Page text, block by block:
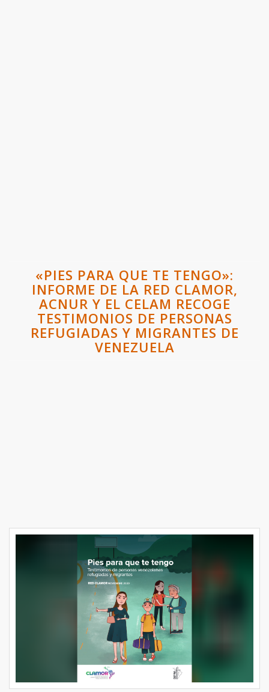
«PIES PARA QUE TE TENGO»:
INFORME DE LA RED CLAMOR,
ACNUR Y EL CELAM RECOGE
TESTIMONIOS DE PERSONAS
REFUGIADAS Y MIGRANTES DE
VENEZUELA